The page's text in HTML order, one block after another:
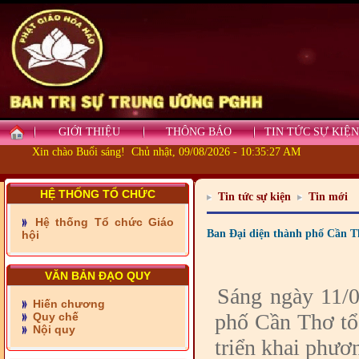
GIỚI THIỆU THÔNG BÁO
TIN TỨC SỰ KIỆN
Xin chào Buổi sáng! Chủ nhật, 09/08/2026 - 10:35:28 AM
HỆ THỐNG TỔ CHỨC
Hệ thống Tổ chức Giáo
hội
VĂN BẢN ĐẠO QUY
Hiến chương
Quy chế
Nội quy
- Những tấm lòng thiện
nguyện vùng biên
- BAN TRỊ SỰ XÃ ĐẠI
PHƯỚC TỈNH ĐỒNG NAI
TIẾP SỨC ĐẾN TRƯỜNG
- Xã Châu Phú khánh
thành cầu Kênh 7 - Nam
kênh Quốc Gia
- Xã Phú Lâm bàn giao 9
căn nhà Đại đoàn kết
- KHỞI CÔNG XÂY CẦU
RẠCH SÚC XÃ MỸ THUẬN
Tin tức sự kiện Tin mới
Ban Đại diện thành phố Cần
Sáng ngày
phố Cần Thơ
triển khai